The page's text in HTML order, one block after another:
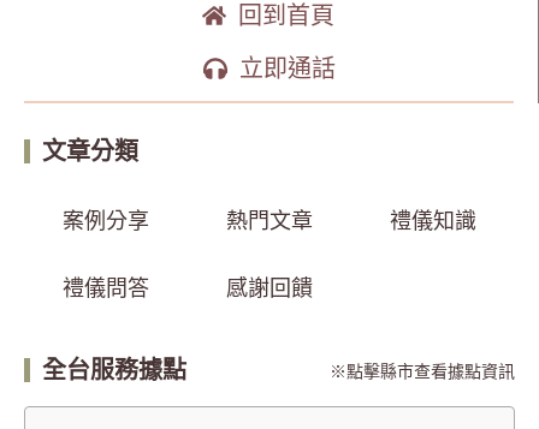
回到首頁
立即通話
文章分類
案例分享 熱門文章 禮儀知識
禮儀問答 感謝回饋
全台服務據點 點擊縣市查看據點資訊